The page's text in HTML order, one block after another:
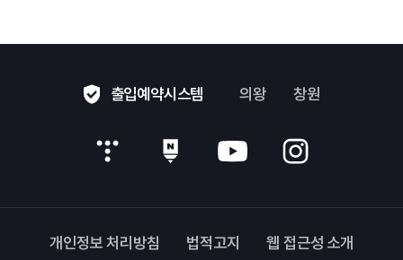
출입예약시스템 의왕 창원
개인정보 처리방침 법적고지 웹 접근성 소개